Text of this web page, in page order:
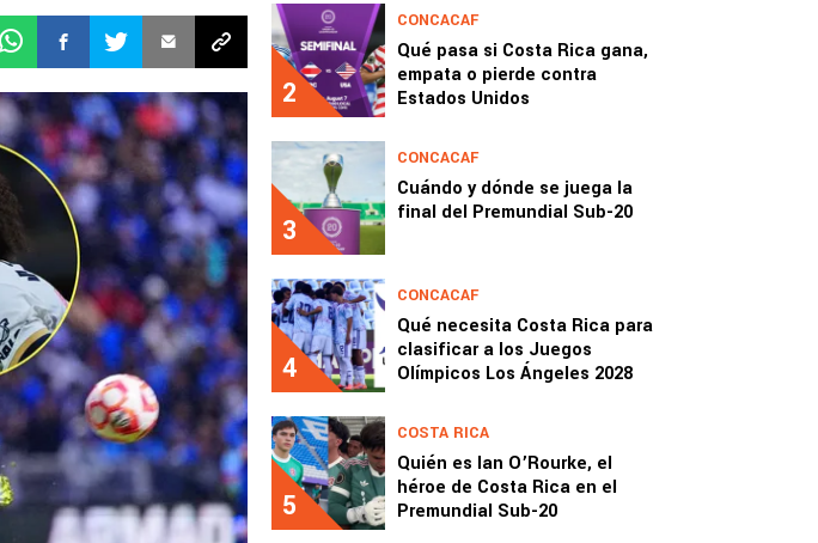
2
CONCACAF
Qué pasa si Costa Rica gana,
empata o pierde contra
Estados Unidos
3
CONCACAF
Cuándo y dónde se juega la
final del Premundial Sub-20
4
CONCACAF
Qué necesita Costa Rica para
clasificar a los Juegos
Olímpicos Los Ángeles 2028
5
COSTA RICA
Quién es Ian O’Rourke, el
héroe de Costa Rica en el
Premundial Sub-20